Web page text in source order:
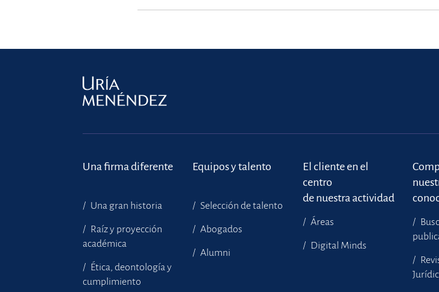
Una firma diferente
Una gran historia
Raíz y proyección
académica
Ética, deontología y
cumplimiento
Equipos y talento
Selección de talento
Abogados
Alumni
El cliente en el
centro
de nuestra actividad
Áreas
Digital Minds